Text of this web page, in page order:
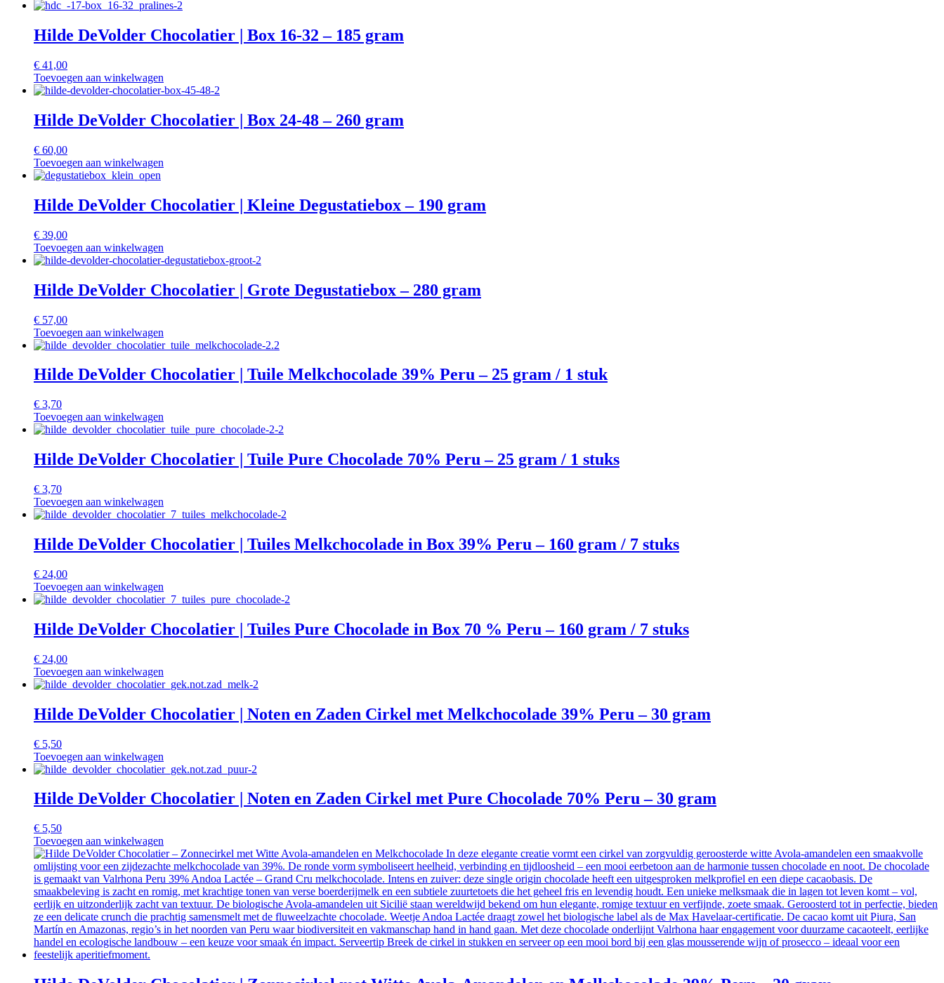
Hilde DeVolder Chocolatier | Box 16-32 – 185 gram
€ 41,00
Toevoegen aan winkelwagen
Hilde DeVolder Chocolatier | Box 24-48 – 260 gram
€ 60,00
Toevoegen aan winkelwagen
Hilde DeVolder Chocolatier | Kleine Degustatiebox – 190 gram
€ 39,00
Toevoegen aan winkelwagen
Hilde DeVolder Chocolatier | Grote Degustatiebox – 280 gram
€ 57,00
Toevoegen aan winkelwagen
Hilde DeVolder Chocolatier | Tuile Melkchocolade 39% Peru – 25 gram / 1 stuk
€ 3,70
Toevoegen aan winkelwagen
Hilde DeVolder Chocolatier | Tuile Pure Chocolade 70% Peru – 25 gram / 1 stuks
€ 3,70
Toevoegen aan winkelwagen
Hilde DeVolder Chocolatier | Tuiles Melkchocolade in Box 39% Peru – 160 gram / 7 stuks
€ 24,00
Toevoegen aan winkelwagen
Hilde DeVolder Chocolatier | Tuiles Pure Chocolade in Box 70 % Peru – 160 gram / 7 stuks
€ 24,00
Toevoegen aan winkelwagen
Hilde DeVolder Chocolatier | Noten en Zaden Cirkel met Melkchocolade 39% Peru – 30 gram
€ 5,50
Toevoegen aan winkelwagen
Hilde DeVolder Chocolatier | Noten en Zaden Cirkel met Pure Chocolade 70% Peru – 30 gram
€ 5,50
Toevoegen aan winkelwagen